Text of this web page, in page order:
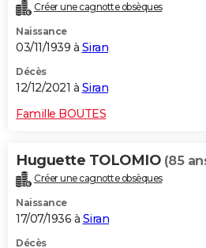
Créer une cagnotte obsèques
Naissance
03/11/1939 à Siran
Décès
12/12/2021 à Siran
Famille BOUTES
Huguette TOLOMIO (85
Créer une cagnotte obsèques
Naissance
17/07/1936 à Siran
Décès